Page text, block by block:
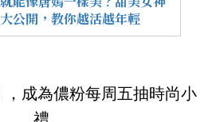
公開，教你越活越年輕
，成為儂粉每周五抽時尚小